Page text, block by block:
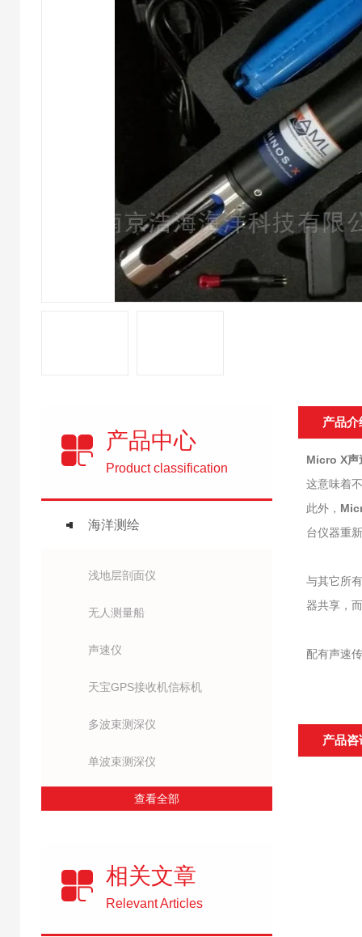
产品中心
Product classification
海洋测绘
浅地层剖面仪
无人测量船
声速仪
天宝GPS接收机信标机
多波束测深仪
单波束测深仪
查看全部
相关文章
Relevant Articles
产品介
Micro X声
这意味着
此外，
台仪器重
与其它所
器共享，
配有声速
产品咨